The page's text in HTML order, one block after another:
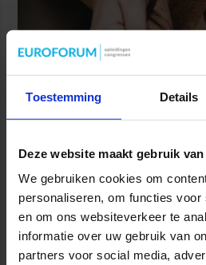
Toestemming Details
Deze website maakt gebruik
We gebruiken cookies om
personaliseren, om functies voor
en om ons websiteverkeer te
informatie over uw gebruik van
partners voor social media,
inkomen onder of net boven de
kwetsbaar, hebben vaker schulden en
inkomensondersteunende regelingen
Daarom lanceert het ministerie van
Werkgelegenheid de campagne ‘Stap
geldzorgen kunnen …